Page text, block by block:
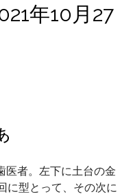
年10月27
医者。左下に土台の金
に型とって、その次に